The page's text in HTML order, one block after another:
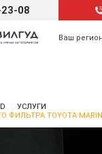
08
Ваш
УСЛУГИ
TOYOTA